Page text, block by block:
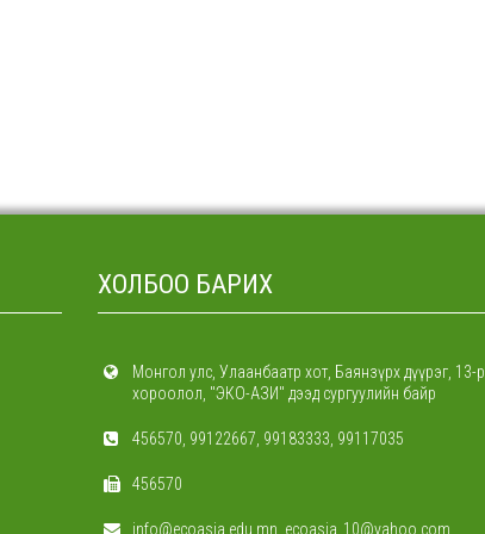
ХОЛБОО БАРИХ
Монгол улс, Улаанбаатр хот, Баянзүрх дүүрэг, 13-р
хороолол, "ЭКО-АЗИ" дээд сургуулийн байр
456570, 99122667, 99183333, 99117035
456570
info@ecoasia.edu.mn, ecoasia_10@yahoo.com